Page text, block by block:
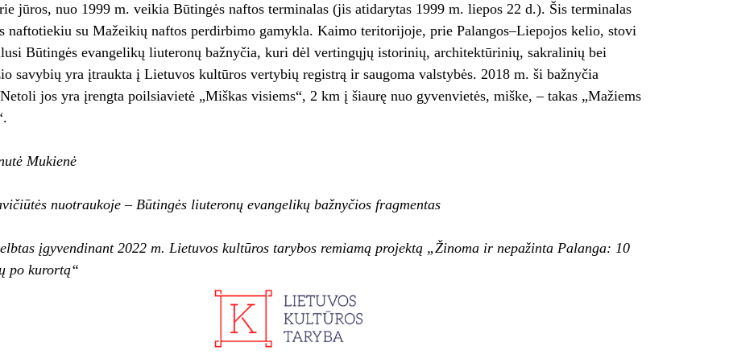
jūros, nuo 1999 m. veikia Būtingės naftos terminalas (jis atidarytas 1999 m. liepos 22 d.). Šis terminalas
naftotiekiu su Mažeikių naftos perdirbimo gamykla. Kaimo teritorijoje, prie Palangos–Liepojos kelio, stovi
Būtingės evangelikų liuteronų bažnyčia, kuri dėl vertingųjų istorinių, architektūrinių, sakralinių bei
savybių yra įtraukta į Lietuvos kultūros vertybių registrą ir saugoma valstybės. 2018 m. ši bažnyčia
jos yra įrengta poilsiavietė „Miškas visiems“, 2 km į šiaurę nuo gyvenvietės, miške, – takas „Mažiems
Mukienė
nuotraukoje – Būtingės liuteronų evangelikų bažnyčios fragmentas
įgyvendinant 2022 m. Lietuvos kultūros tarybos remiamą projektą „Žinoma ir nepažinta Palanga: 10
po kurortą“